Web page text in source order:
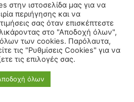
Πολιτική Διεθνή Κοινωνία
Αφιερώματα
της Αριστεράς
στην ιστοσελίδα μας για να
περιήγησης και να
σας όταν επισκέπτεστε
στο "Αποδοχή όλων",
όλων των cookies. Παρόλαυτα,
τις "Ρυθμίσεις Cookies" για να
τις επιλογές σας.
όλων